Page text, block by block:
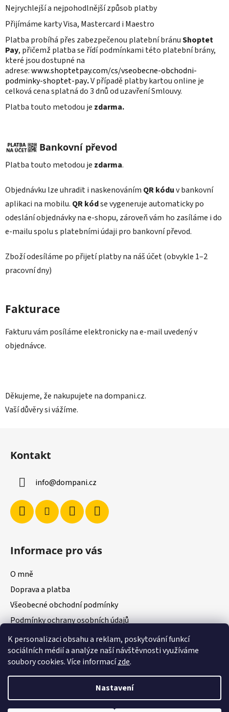
K personalizaci obsahu a reklam, poskytování funkcí
sociálních médií a analýze naší návštěvnosti využíváme
soubory cookies. Více informacízde.
Nastavení
Nejrychlejší a nejpohodlnější způsob platby
Přijímáme karty Visa, Mastercard i Maestro
Platba probíhá přes zabezpečenou platební bránuShoptet
Pay, přičemž platba se řídí podmínkami této platební brány,
které jsou dostupné na
adrese:www.shoptetpay.com/cs/vseobecne-obchodni-
podminky-shoptet-pay.V případě platby kartou online je
celková cena splatná do 3dnů od uzavření Smlouvy.
Platba touto metodou je zdarma.
Bankovní převod
Platba touto metodou je zdarma.
Objednávku lze uhradit i naskenováním QR kóduv bankovní
aplikaci na mobilu. QR kódse vygeneruje automaticky po
odeslání objednávky na e-shopu, zároveň vám ho zasíláme i do
e-mailu spolu s platebními údaji pro bankovní převod.
Zboží odesíláme po přijetí platby na náš účet (obvykle 1–2
pracovní dny)
Fakturace
Fakturu vám posíláme elektronicky na e-mail uvedený v
objednávce.
Děkujeme, že nakupujete na dompani.cz.
Vaší důvěry si vážíme.
Kontakt
info@dompani.cz
Informace pro vás
O mně
Doprava a platba
Všeobecné obchodní podmínky
Podmínky ochrany osobních údajů
Youtube